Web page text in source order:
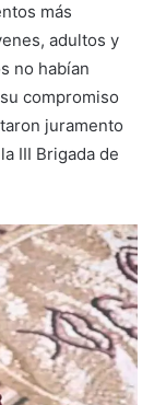
más
adultos y
no habían
compromiso
juramento
III Brigada de